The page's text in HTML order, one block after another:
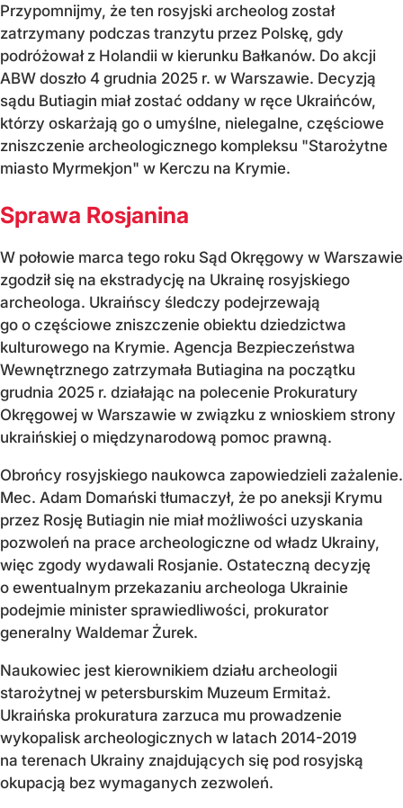
Przypomnijmy, że ten rosyjski archeolog został
zatrzymany podczas tranzytu przez Polskę, gdy
podróżował z Holandii w kierunku Bałkanów. Do akcji
ABW doszło 4 grudnia 2025 r. w Warszawie. Decyzją
sądu Butiagin miał zostać oddany w ręce Ukraińców,
którzy oskarżają go o umyślne, nielegalne, częściowe
zniszczenie archeologicznego kompleksu "Starożytne
miasto Myrmekjon" w Kerczu na Krymie.
Sprawa Rosjanina
W połowie marca tego roku Sąd Okręgowy w Warszawie
zgodził się na ekstradycję na Ukrainę rosyjskiego
archeologa. Ukraińscy śledczy podejrzewają
go o częściowe zniszczenie obiektu dziedzictwa
kulturowego na Krymie. Agencja Bezpieczeństwa
Wewnętrznego zatrzymała Butiagina na początku
grudnia 2025 r. działając na polecenie Prokuratury
Okręgowej w Warszawie w związku z wnioskiem strony
ukraińskiej o międzynarodową pomoc prawną.
Obrońcy rosyjskiego naukowca zapowiedzieli zażalenie.
Mec. Adam Domański tłumaczył, że po aneksji Krymu
przez Rosję Butiagin nie miał możliwości uzyskania
pozwoleń na prace archeologiczne od władz Ukrainy,
więc zgody wydawali Rosjanie. Ostateczną decyzję
o ewentualnym przekazaniu archeologa Ukrainie
podejmie minister sprawiedliwości, prokurator
generalny Waldemar Żurek.
Naukowiec jest kierownikiem działu archeologii
starożytnej w petersburskim Muzeum Ermitaż.
Ukraińska prokuratura zarzuca mu prowadzenie
wykopalisk archeologicznych w latach 2014-2019
na terenach Ukrainy znajdujących się pod rosyjską
okupacją bez wymaganych zezwoleń.